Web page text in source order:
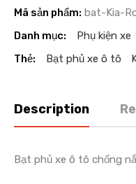
Mã sản phẩm: bat-Kia-
Danh mục:
Phụ kiện xe
Thẻ:
Bạt phủ xe ô tô
Description
Bạt phủ xe ô tô chống